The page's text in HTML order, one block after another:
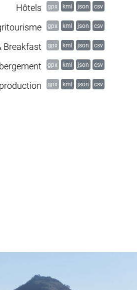
Hôtels gpx kml json csv
gpx kml json csv
Breakfast gpx kml json csv
gpx kml json csv
gpx kml json csv